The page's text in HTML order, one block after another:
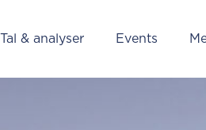
Tal & analyser Events